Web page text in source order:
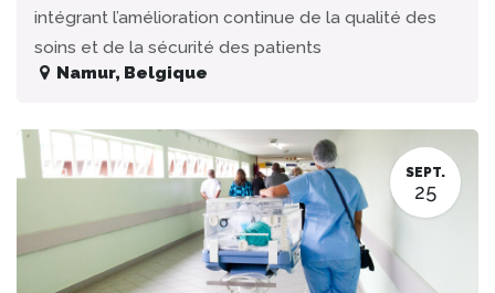
intégrant l’amélioration continue de la qualité des
soins et de la sécurité des patients
Namur, Belgique
SEPT.
25